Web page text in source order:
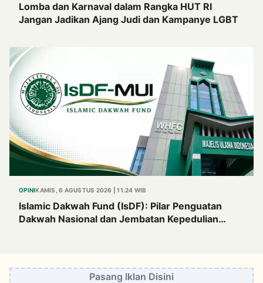
Lomba dan Karnaval dalam Rangka HUT RI
Jangan Jadikan Ajang Judi dan Kampanye LGBT
OPINIKAMIS, 6 AGUSTUS 2026 | 11.24 WIB
Islamic Dakwah Fund (IsDF): Pilar Penguatan
Dakwah Nasional dan Jembatan Kepedulian
Pasang Iklan Disini